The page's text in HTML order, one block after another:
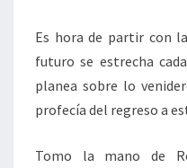
Es hora de partir con
futuro se estrecha
planea sobre lo
profecía del regreso a
Tomo la mano de